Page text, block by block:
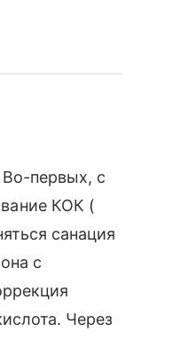
Во-первых, с
КОК (
санация
с
Через